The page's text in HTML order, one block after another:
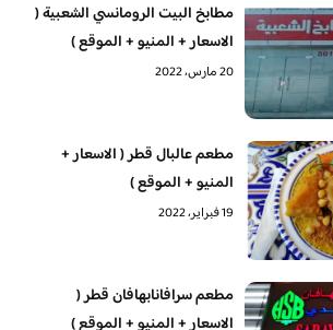
مطابخ البيت الرومانسي الشعبية (
الاسعار + المنيو + الموقع )
20 مارس، 2022
مطعم عالبال قطر ( الاسعار +
المنيو + الموقع )
19 فبراير، 2022
مطعم سرافانابهافان قطر (